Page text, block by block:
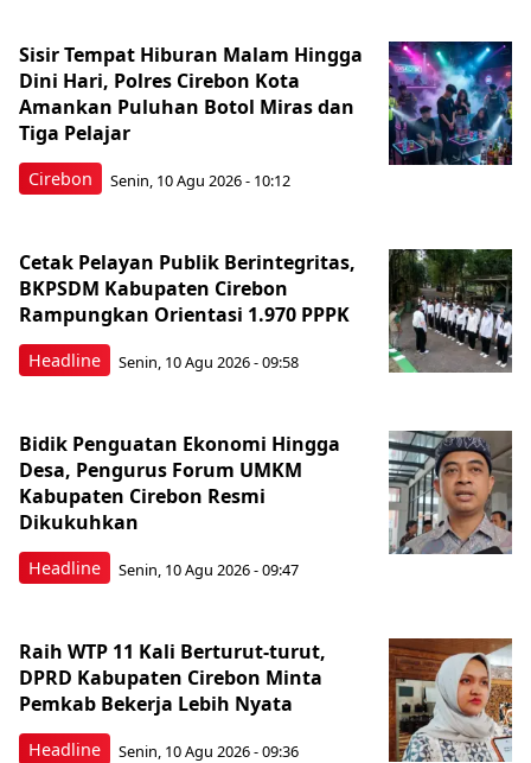
Cirebon
Sisir Tempat Hiburan Malam Hingga
Dini Hari, Polres Cirebon Kota
Amankan Puluhan Botol Miras dan
Tiga Pelajar
Senin, 10 Agu 2026 - 10:12
Headline
Cetak Pelayan Publik Berintegritas,
BKPSDM Kabupaten Cirebon
Rampungkan Orientasi 1.970 PPPK
Senin, 10 Agu 2026 - 09:58
Headline
Bidik Penguatan Ekonomi Hingga
Desa, Pengurus Forum UMKM
Kabupaten Cirebon Resmi
Dikukuhkan
Senin, 10 Agu 2026 - 09:47
Headline
Raih WTP 11 Kali Berturut-turut,
DPRD Kabupaten Cirebon Minta
Pemkab Bekerja Lebih Nyata
Senin, 10 Agu 2026 - 09:36